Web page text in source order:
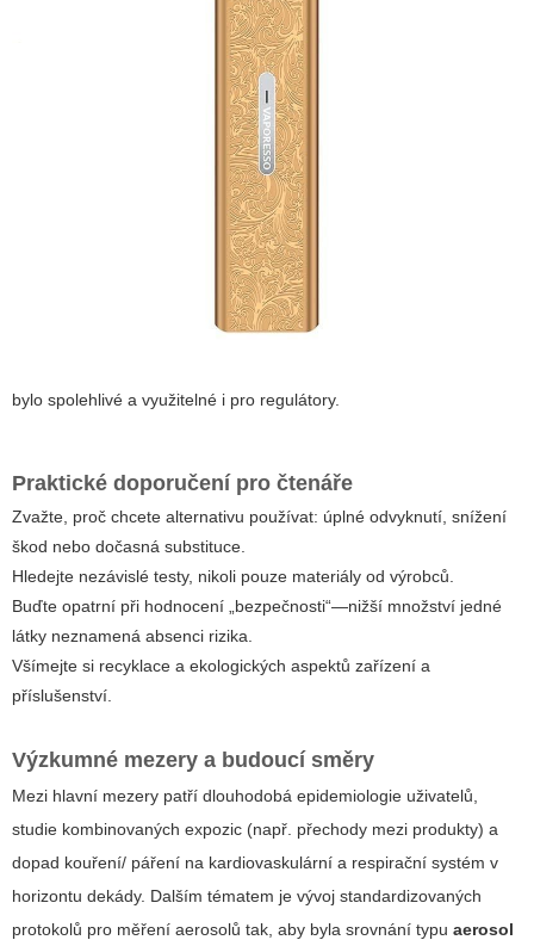
bylo spolehlivé a využitelné i pro regulátory.
Praktické doporučení pro čtenáře
Zvažte, proč chcete alternativu používat: úplné odvyknutí, snížení
škod nebo dočasná substituce.
Hledejte nezávislé testy, nikoli pouze materiály od výrobců.
Buďte opatrní při hodnocení „bezpečnosti“—nižší množství jedné
látky neznamená absenci rizika.
Všímejte si recyklace a ekologických aspektů zařízení a
příslušenství.
Výzkumné mezery a budoucí směry
Mezi hlavní mezery patří dlouhodobá epidemiologie uživatelů,
studie kombinovaných expozic (např. přechody mezi produkty) a
dopad kouření/ páření na kardiovaskulární a respirační systém v
horizontu dekády. Dalším tématem je vývoj standardizovaných
protokolů pro měření aerosolů tak, aby byla srovnání typu aerosol